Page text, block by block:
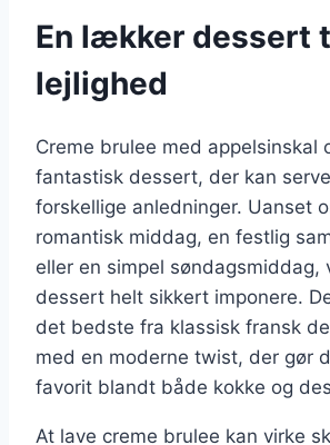
En lækker dessert
lejlighed
Creme brulee med appelsinskal
fantastisk dessert, der kan
forskellige anledninger. Uanset
romantisk middag, en festlig
eller en simpel søndagsmiddag,
dessert helt sikkert imponere.
det bedste fra klassisk fransk
med en moderne twist, der gør
favorit blandt både kokke og
At lave creme brulee kan virke